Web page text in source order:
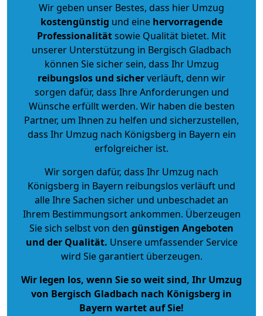
Wir geben unser Bestes, dass hier Umzug
kostengünstig und eine hervorragende
Professionalitätsowie Qualität bietet. Mit
unserer Unterstützung in Bergisch Gladbach
können Sie sicher sein, dass Ihr Umzug
reibungslos und sicherverläuft, denn wir
sorgen dafür, dass Ihre Anforderungen und
Wünsche erfüllt werden. Wir haben die besten
Partner, um Ihnen zu helfen und sicherzustellen,
dass Ihr Umzug nach Königsberg in Bayern ein
erfolgreicher ist.
Wir sorgen dafür, dass Ihr Umzug nach
Königsberg in Bayern reibungslos verläuft und
alle Ihre Sachen sicher und unbeschadet an
Ihrem Bestimmungsort ankommen. Überzeugen
Sie sich selbst von den günstigen Angeboten
und der Qualität. Unsere umfassender Service
wird Sie garantiert überzeugen.
Wir legen los, wenn Sie so weit sind, Ihr Umzug
von Bergisch Gladbach nach Königsberg in
Bayern wartet auf Sie!